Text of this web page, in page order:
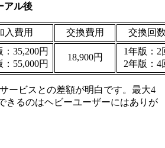
アル後
入費用 交換費用 交換回
：35,200円
：55,000円
18,900円
1年版：2
2年版：4
ービスとの差額が明白です。最大4
きるのはヘビーユーザーにはありが